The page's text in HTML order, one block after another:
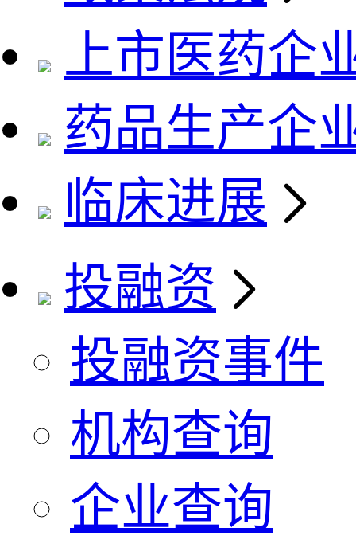
上市医药企
药品生产企
临床进展
投融资
投融资事件
机构查询
企业查询